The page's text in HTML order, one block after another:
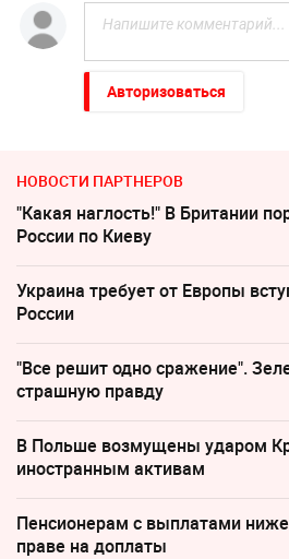
Авторизоваться
НОВОСТИ ПАРТНЕРОВ
"Какая наглость!" В Британии
России по Киеву
Украина требует от Европы
России
"Все решит одно сражение".
страшную правду
В Польше возмущены ударом
иностранным активам
Пенсионерам с выплатами
праве на доплаты